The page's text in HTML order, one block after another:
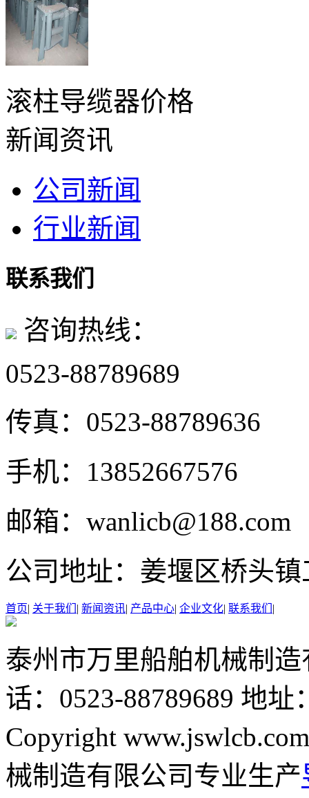
滚柱导缆器价格
新闻资讯
公司新闻
行业新闻
联系我们
咨询热线：
0523-88789689
传真： 0523-88789636
手机： 13852667576
邮箱： wanlicb@188.com
公司地址： 姜堰区桥头
首页| 关于我们 | 新闻资讯| 产品中心| 企业文化| 联系我们 |
泰州市万里船舶机械制
话：0523-88789689 地址
Copyright
械制造有限公司专业生产